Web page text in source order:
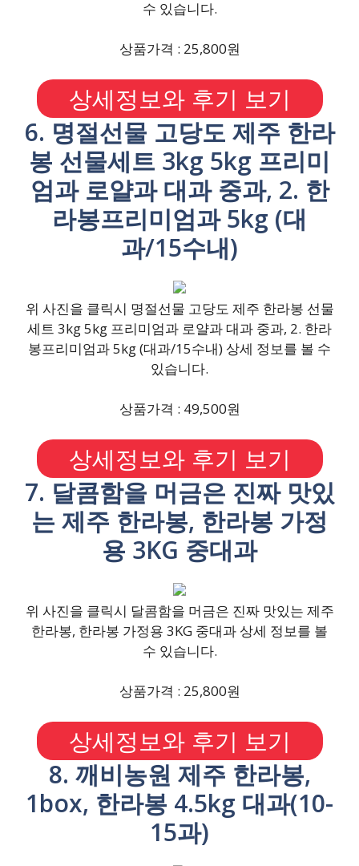
수 있습니다.
상품가격 : 25,800원
상세정보와 후기 보기
6. 명절선물 고당도 제주 한라
봉 선물세트 3kg 5kg 프리미
엄과 로얄과 대과 중과, 2. 한
라봉프리미엄과 5kg (대
과/15수내)
위 사진을 클릭시 명절선물 고당도 제주 한라봉 선물
세트 3kg 5kg 프리미엄과 로얄과 대과 중과, 2. 한라
봉프리미엄과 5kg (대과/15수내) 상세 정보를 볼 수
있습니다.
상품가격 : 49,500원
상세정보와 후기 보기
7. 달콤함을 머금은 진짜 맛있
는 제주 한라봉, 한라봉 가정
용 3KG 중대과
위 사진을 클릭시 달콤함을 머금은 진짜 맛있는 제주
한라봉, 한라봉 가정용 3KG 중대과 상세 정보를 볼
수 있습니다.
상품가격 : 25,800원
상세정보와 후기 보기
8. 깨비농원 제주 한라봉,
1box, 한라봉 4.5kg 대과(10-
15과)